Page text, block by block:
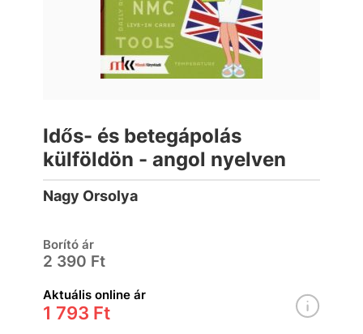
Idős- és betegápolás
külföldön - angol nyelven
Nagy Orsolya
Borító ár
2 390 Ft
Aktuális online ár
1 793 Ft